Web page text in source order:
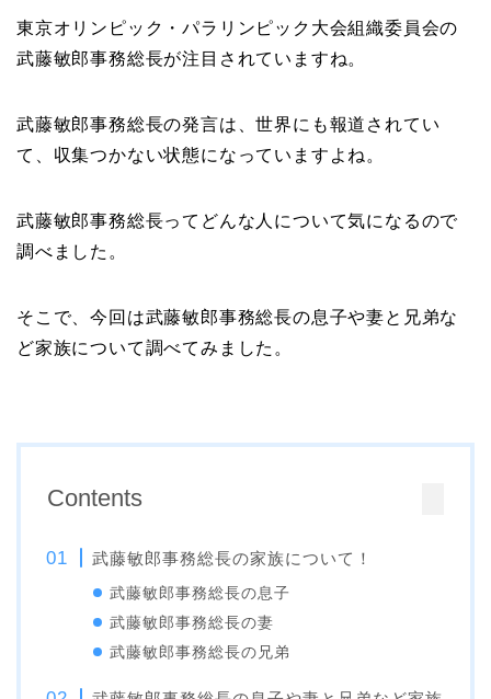
東京オリンピック・パラリンピック大会組織委員会の
武藤敏郎事務総長が注目されていますね。
武藤敏郎事務総長の発言は、世界にも報道されてい
て、収集つかない状態になっていますよね。
武藤敏郎事務総長ってどんな人について気になるので
調べました。
そこで、今回は武藤敏郎事務総長の息子や妻と兄弟な
ど家族について調べてみました。
Contents
武藤敏郎事務総長の家族について！
武藤敏郎事務総長の息子
武藤敏郎事務総長の妻
武藤敏郎事務総長の兄弟